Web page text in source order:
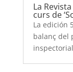
La
curs de
La edición
balanç del